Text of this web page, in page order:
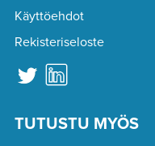
Käyttöehdot
Rekisteriseloste
TUTUSTU MYÖS